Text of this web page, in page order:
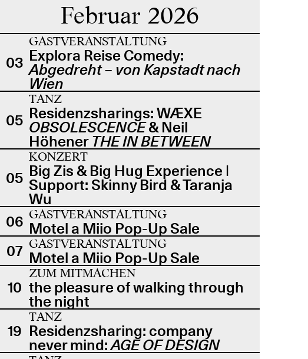
Februar 2026
03
GASTVERANSTALTUNG
Explora Reise Comedy:
Abgedreht – von Kapstadt nach
Wien
05
TANZ
Residenzsharings: WÆXE
OBSOLESCENCE& Neil
Höhener THE IN BETWEEN
05
KONZERT
Big Zis & Big Hug Experience |
Support: Skinny Bird & Taranja
Wu
06 GASTVERANSTALTUNG
Motel a Miio Pop-Up Sale
07 GASTVERANSTALTUNG
Motel a Miio Pop-Up Sale
10
ZUM MITMACHEN
the pleasure of walking through
the night
19
TANZ
Residenzsharing: company
never mind:AGE OF DESIGN